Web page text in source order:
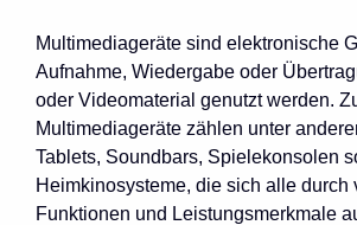
Multimediageräte sind elektronische
Aufnahme, Wiedergabe oder
oder Videomaterial genutzt werden.
Multimediageräte zählen unter
Tablets, Soundbars, Spielekonsolen
Heimkinosysteme, die sich alle durch
Funktionen und Leistungsmerkmale